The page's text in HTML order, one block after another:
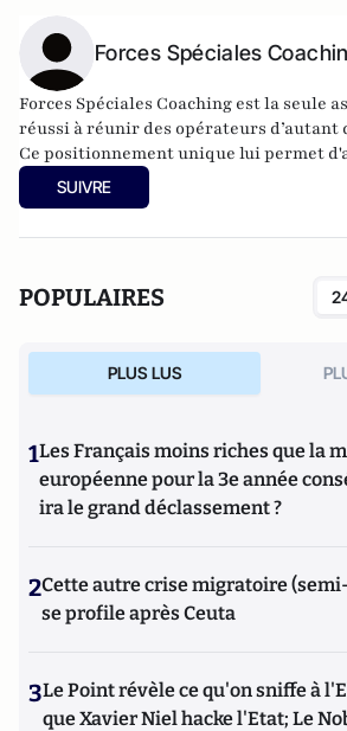
Forces Spéciales
Forces Spéciales Coaching est la seule
réussi à réunir des opérateurs
Ce positionnement unique lui permet
de personnes en recherche
mentale pour développer leur efficacité
SUIVRE
POPULAIRES
PLUS LUS
1Les Français moins riches que la
européenne pour la 3e année
ira le grand déclassement ?
2Cette autre crise migratoire
se profile après Ceuta
3Le Point révèle ce qu'on sniffe à
que Xavier Niel hacke l'Etat; Le